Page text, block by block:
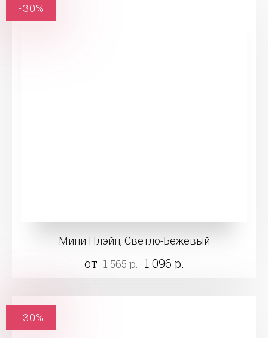
Мини Плэйн, Светло-Бежевый
от 1 565 р. 1 096 р.
-30%
-30%